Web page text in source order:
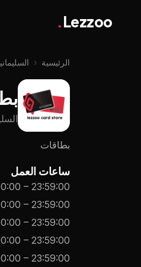
Lezzoo
.
الرئيسية ‹
بطاقات
ساعات العمل
– 23:59:00
– 23:59:00
– 23:59:00
– 23:59:00
– 23:59:00